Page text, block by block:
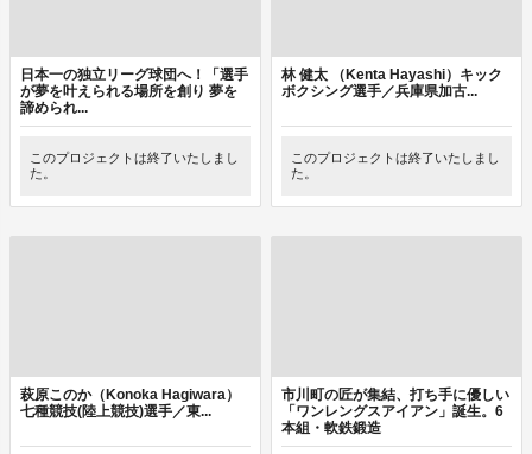
日本一の独立リーグ球団へ！「選手
が夢を叶えられる場所を創り 夢を
諦められ...
このプロジェクトは終了いたしまし
た。
林 健太 （Kenta Hayashi）キック
ボクシング選手／兵庫県加古...
このプロジェクトは終了いたしまし
た。
萩原このか（Konoka Hagiwara）
七種競技(陸上競技)選手／東...
市川町の匠が集結、打ち手に優しい
「ワンレングスアイアン」誕生。6
本組・軟鉄鍛造